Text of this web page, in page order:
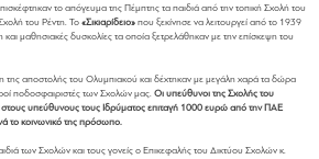
το απόγευμα της Πέμπτης τα παιδιά από την τοπική Σχολή του
του Ρέντη. Το «Σικιαρίδειο» που ξεκίνησε να λειτουργεί από το 1939
και μαθησιακές δυσκολίες τα οποία ξετρελάθηκαν με την επίσκεψη του
της αποστολής του Ολυμπιακού και δέχτηκαν με μεγάλη χαρά τα δώρα
ποδοσφαιριστές των Σχολών μας. Οι υπεύθυνοι της Σχολής του
υπεύθυνους τους Ιδρύματος επιταγή 1000 ευρώ από την ΠΑΕ
το κοινωνικό της πρόσωπο.
των Σχολών και τους γονείς ο Επικεφαλής του Δικτύου Σχολών κ.